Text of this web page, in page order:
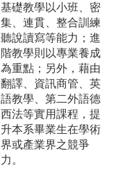
基礎教學以小班、密
集、連貫、整合訓練
聽說讀寫等能力；進
階教學則以專業養成
為重點；另外，藉由
翻譯、資訊商管、英
語教學、第二外語德
西法等實用課程，提
升本系畢業生在學術
界或產業界之競爭
力。